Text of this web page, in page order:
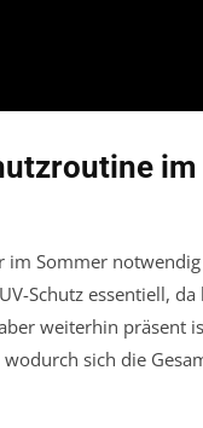
im Sommer
Schutz essentiell,
weiterhin präsent
sich die